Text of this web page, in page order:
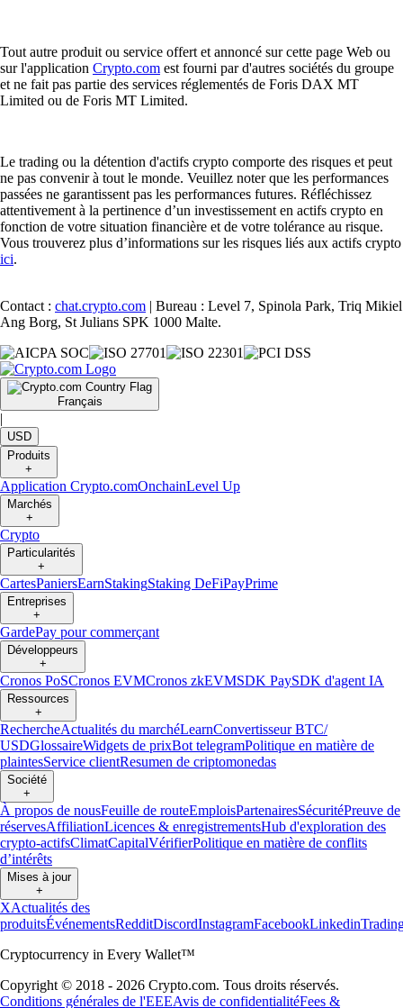
Tout autre produit ou service offert et annoncé sur cette page Web ou
sur l'application Crypto.com est fourni par d'autres sociétés du groupe
et ne fait pas partie des services réglementés de Foris DAX MT
Limited ou de Foris MT Limited.
Le trading ou la détention d'actifs crypto comporte des risques et peut
ne pas convenir à tout le monde. Veuillez noter que les performances
passées ne garantissent pas les performances futures. Réfléchissez
attentivement à la pertinence d’un investissement en actifs crypto en
fonction de votre situation financière et de votre tolérance au risque.
Vous trouverez plus d’informations sur les risques liés aux actifs crypto
ici.
Contact : chat.crypto.com | Bureau : Level 7, Spinola Park, Triq Mikiel
Ang Borg, St Julians SPK 1000 Malte.
Français
|
USD
Produits
+
Application Crypto.comOnchainLevel Up
Marchés
+
Crypto
Particularités
+
CartesPaniersEarnStakingStaking DeFiPayPrime
Entreprises
+
GardePay pour commerçant
Développeurs
+
Cronos PoSCronos EVMCronos zkEVMSDK PaySDK d'agent IA
Ressources
+
RechercheActualités du marchéLearnConvertisseur BTC/
USDGlossaireWidgets de prixBot telegramPolitique en matière de
plaintesService clientResumen de criptomonedas
Société
+
À propos de nousFeuille de routeEmploisPartenairesSécuritéPreuve de
réservesAffiliationLicences & enregistrementsHub d'exploration des
crypto-actifsClimatCapitalVérifierPolitique en matière de conflits
d’intérêts
Mises à jour
+
XActualités des
produitsÉvénementsRedditDiscordInstagramFacebookLinkedin
Cryptocurrency in Every Wallet™
Copyright © 2018 - 2026 Crypto.com. Tous droits réservés.
Conditions générales de l'EEEAvis de confidentialitéFees &